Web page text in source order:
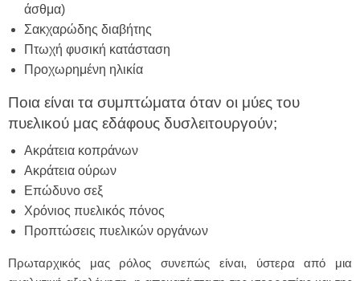
άσθμα)
Σακχαρώδης διαβήτης
Πτωχή φυσική κατάσταση
Προχωρημένη ηλικία
Ποια είναι τα συμπτώματα όταν οι μύες του
πυελικού μας εδάφους δυσλειτουργούν;
Ακράτεια κοπράνων
Ακράτεια ούρων
Επώδυνο σεξ
Χρόνιος πυελικός πόνος
Προπτώσεις πυελικών οργάνων
Πρωταρχικός μας ρόλος συνεπώς είναι, ύστερα από μια